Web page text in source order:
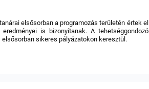
elsősorban a programozás területén értek el
eredményei is bizonyítanak. A tehetséggondozó
sikeres pályázatokon keresztül.